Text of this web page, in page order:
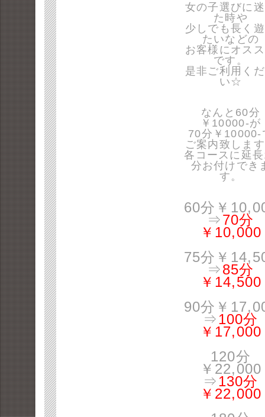
女の子選びに
た時や
少しでも長く
たいなどの
お客様にオス
です。
是非ご利用く
い☆
なんと60分
￥10000-が
70分￥10000-
ご案内致しま
各コースに延
分お付けでき
す。
60分￥
⇒70分
￥10,000
75分￥
⇒85分
￥14,500
90分￥
⇒100分
￥17,000
120分
￥22,000
⇒130分
￥22,000